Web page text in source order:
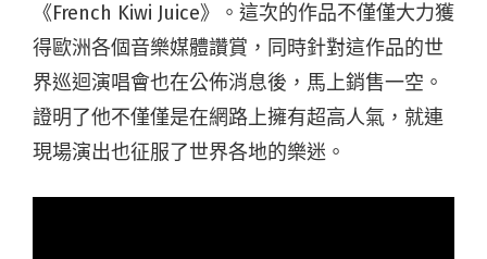
《French Kiwi Juice》。這次的作品不僅僅大力獲
得歐洲各個音樂媒體讚賞，同時針對這作品的世
界巡迴演唱會也在公佈消息後，馬上銷售一空。
證明了他不僅僅是在網路上擁有超高人氣，就連
現場演出也征服了世界各地的樂迷。